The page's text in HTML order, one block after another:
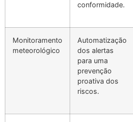
conformidade.
Monitoramento
meteorológico
Automatização
dos alertas
para uma
prevenção
proativa dos
riscos.